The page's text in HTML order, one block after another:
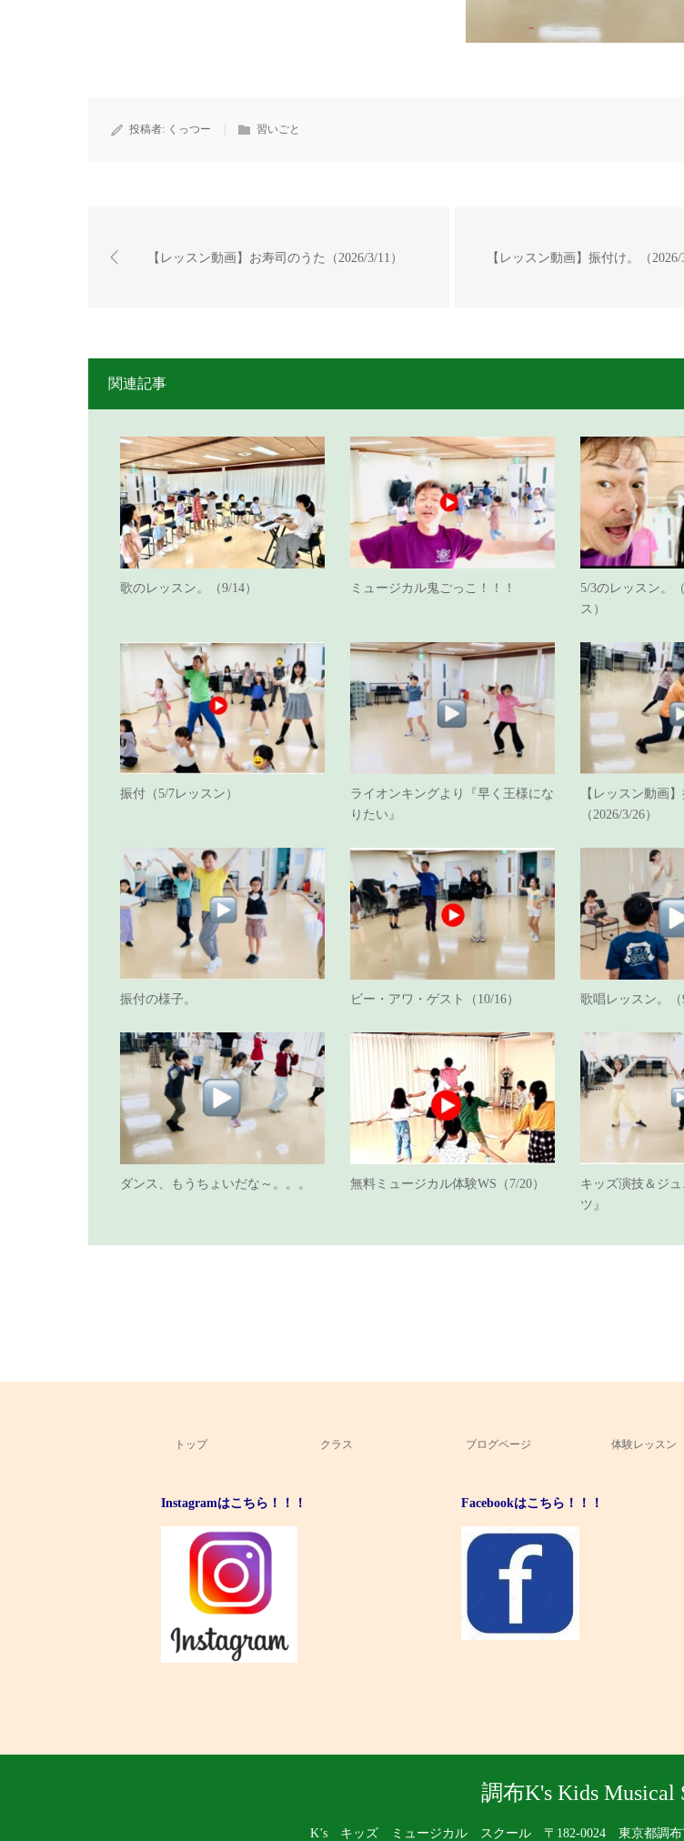
投稿者: くっつー 習いごと
【レッスン動画】お寿司のうた（2026/3/11） 【レッスン動画】振付け。（2026/
関連記事
歌のレッスン。（9/14） ミュージカル鬼ごっこ！！！
5/3のレッスン。
ス）
振付（5/7レッスン）
ライオンキングより『早く王様にな
りたい』
【レッスン動画】
（2026/3/26）
振付の様子。 ビー・アワ・ゲスト（10/16） 歌唱レッスン。（
ダンス、もうちょいだな～。。。 無料ミュージカル体験WS（7/20）
キッズ演技＆ジ
ツ』
トップ クラス ブログページ 体験レッスン
Instagramはこちら！！！ Facebookはこちら！！！
調布K's Kids Musical
K’s キッズ ミュージカル スクール 〒182-0024 東京都調